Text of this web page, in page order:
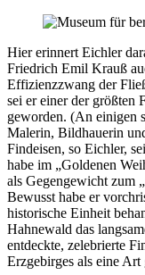
Hier erinnert Eichler
Friedrich Emil Krauß
Effizienzzwang der
sei er einer der größten
geworden. (An einigen
Malerin, Bildhauerin
Findeisen, so Eichler,
habe im „Goldenen
als Gegengewicht zum
Bewusst habe er
historische Einheit
Hahnewald das
entdeckte, zelebrierte
Erzgebirges als eine